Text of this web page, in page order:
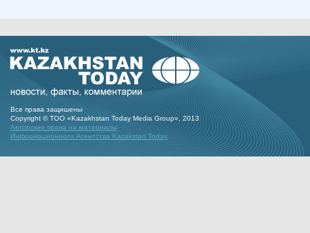
Все права защишены
Copyright © ТОО «Kazakhstan Today Media Group», 2013
Авторские права на материалы
Информационного Агентства Kazakstan Today